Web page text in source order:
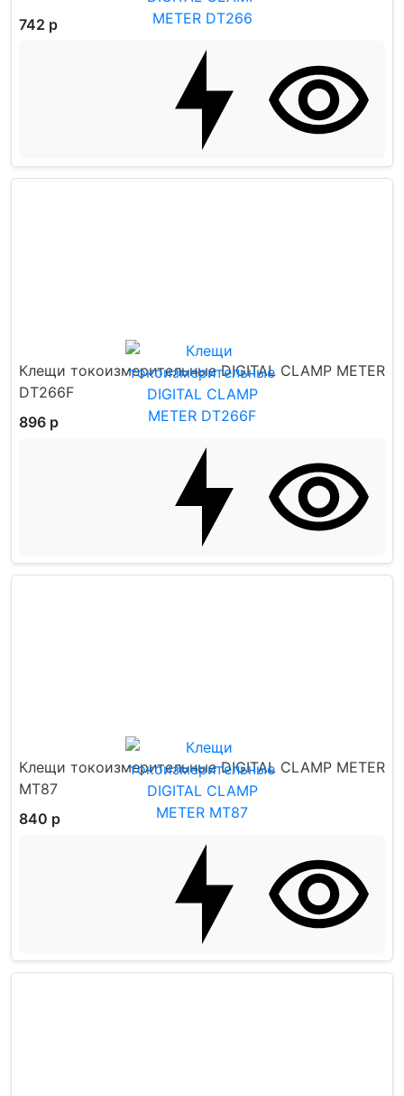
742 р
Клещи токоизмерительные DIGITAL CLAMP METER
DT266F
896 р
Клещи токоизмерительные DIGITAL CLAMP METER
MT87
840 р